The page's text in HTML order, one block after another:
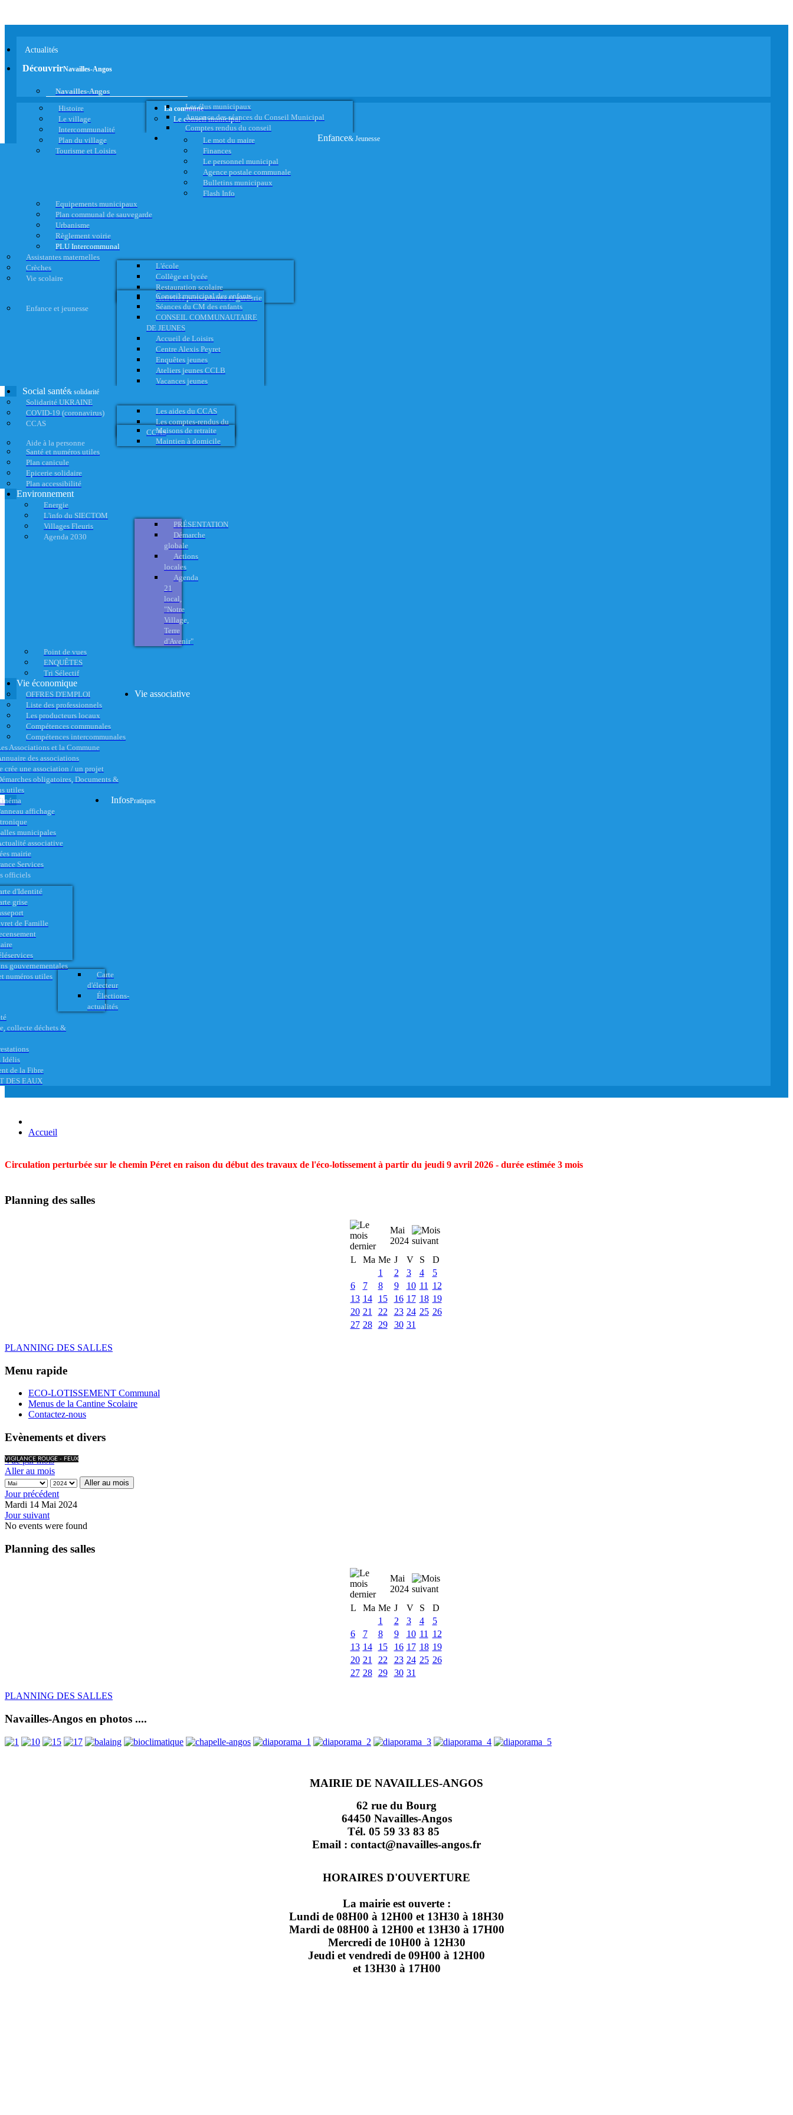
Actualités
DécouvrirNavailles-Angos
Navailles-Angos
Histoire
Le village
Intercommunalité
Plan du village
Tourisme et Loisirs
La commune
Le conseil municipal
Les élus municipaux
Annonce des séances du Conseil Municipal
Comptes rendus du conseil
Le mot du maire
Finances
Le personnel municipal
Agence postale communale
Bulletins municipaux
Flash Info
Equipements municipaux
Plan communal de sauvegarde
Urbanisme
Règlement voirie
PLU Intercommunal
Enfance& Jeunesse
Assistantes maternelles
Crèches
Vie scolaire
L'école
Collège et lycée
Restauration scolaire
Activités périscolaires et garderie
Enfance et jeunesse
Conseil municipal des enfants
Séances du CM des enfants
CONSEIL COMMUNAUTAIRE
DE JEUNES
Accueil de Loisirs
Centre Alexis Peyret
Enquêtes jeunes
Ateliers jeunes CCLB
Vacances jeunes
Social santé& solidarité
Solidarité UKRAINE
COVID-19 (coronavirus)
CCAS
Les aides du CCAS
Les comptes-rendus du
CCAS
Aide à la personne
Maisons de retraite
Maintien à domicile
Santé et numéros utiles
Plan canicule
Epicerie solidaire
Plan accessibilité
Environnement
Energie
L'info du SIECTOM
Villages Fleuris
Agenda 2030
PRÉSENTATION
Démarche
globale
Actions
locales
Agenda
21
local,
"Notre
Village,
Terre
d'Avenir"
Point de vues
ENQUÊTES
Tri Sélectif
Vie économique
OFFRES D'EMPLOI
Liste des professionnels
Les producteurs locaux
Compétences communales
Compétences intercommunales
Vie associative
Associations et la Commune
des associations
crée une association / un projet
obligatoires, Documents &
utiles
affichage
municipales
associative
InfosPratiques
mairie
Services
officiels
d'Identité
grise
de Famille
gouvernementales
numéros utiles
Carte
d'électeur
Élections-
actualités
collecte déchets &
Idélis
de la Fibre
DES EAUX
Accueil
Circulation perturbée sur le chemin Péret en raison du début des travaux de l'éco-lotissement à partir du jeudi 9 avril 2026 - durée estimée 3 mois
Planning des salles
Mai
2024
L
Ma Me J V S
D
1
2 3 4
5
6
7 8 9 10 11
12
13 14 15 16 17 18 19
20 21 22 23 24 25 26
27 28 29 30 31
PLANNING DES SALLES
Menu rapide
ECO-LOTISSEMENT Communal
Menus de la Cantine Scolaire
Contactez-nous
Evènements et divers
VIGILANCE ROUGE - FEUX
Vue par mois
Aller au mois
Aller au mois
Jour précédent
Mardi 14 Mai 2024
Jour suivant
No events were found
Planning des salles
Mai
2024
L
Ma Me J V S
D
1
2 3 4
5
6
7 8 9 10 11
12
13 14 15 16 17 18 19
20 21 22 23 24 25 26
27 28 29 30 31
PLANNING DES SALLES
Navailles-Angos en photos ....
MAIRIE DE NAVAILLES-ANGOS
62 rue du Bourg
64450 Navailles-Angos
Tél. 05 59 33 83 85
Email : contact@navailles-angos.fr
HORAIRES D'OUVERTURE
La mairie est ouverte :
Lundi de 08H00 à 12H00 et 13H30 à 18H30
Mardi de 08H00 à 12H00 et 13H30 à 17H00
Mercredi de 10H00 à 12H30
Jeudi et vendredi de 09H00 à 12H00
et 13H30 à 17H00